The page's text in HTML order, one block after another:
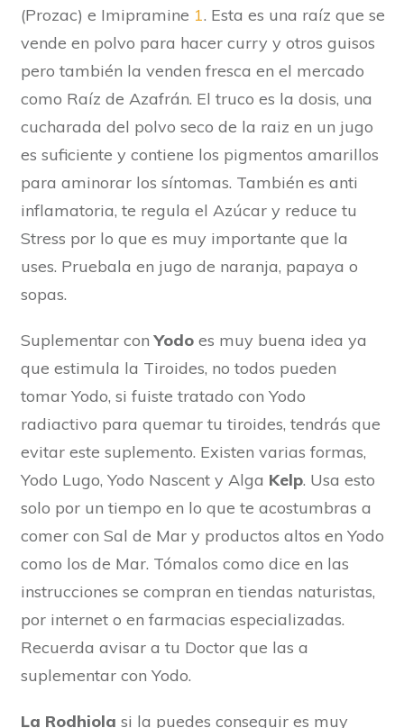
(Prozac) e Imipramine 1. Esta es una raíz que se
vende en polvo para hacer curry y otros guisos
pero también la venden fresca en el mercado
como Raíz de Azafrán. El truco es la dosis, una
cucharada del polvo seco de la raiz en un jugo
es suficiente y contiene los pigmentos amarillos
para aminorar los síntomas. También es anti
inflamatoria, te regula el Azúcar y reduce tu
Stress por lo que es muy importante que la
uses. Pruebala en jugo de naranja, papaya o
sopas.
Suplementar conYodo es muy buena idea ya
que estimula la Tiroides, no todos pueden
tomar Yodo, si fuiste tratado con Yodo
radiactivo para quemar tu tiroides, tendrás que
evitar este suplemento. Existen varias formas,
Yodo Lugo, Yodo Nascent y Alga Kelp. Usa esto
solo por un tiempo en lo que te acostumbras a
comer con Sal de Mar y productos altos en Yodo
como los de Mar. Tómalos como dice en las
instrucciones se compran en tiendas naturistas,
por internet o en farmacias especializadas.
Recuerda avisar a tu Doctor que las a
suplementar con Yodo.
La Rodhiola si la puedes conseguir es muy